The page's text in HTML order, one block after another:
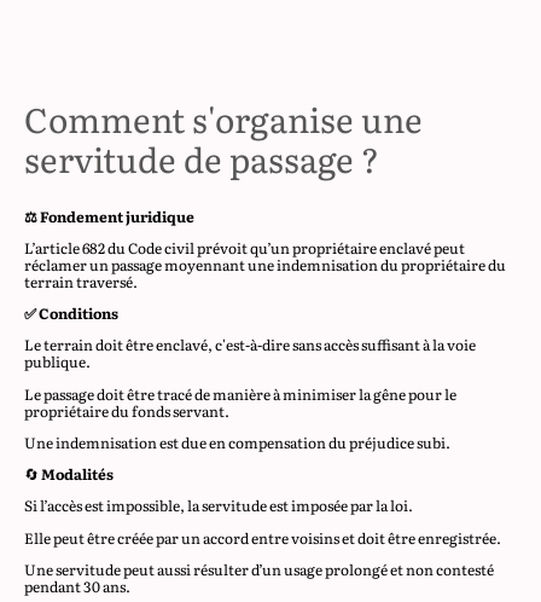
Comment s'organise une
servitude de passage ?
⚖️ Fondement juridique
L’article 682 du Code civil prévoit qu’un propriétaire enclavé peut
réclamer un passage moyennant une indemnisation du propriétaire du
terrain traversé.
✅ Conditions
Le terrain doit être enclavé, c'est-à-dire sans accès suffisant à la voie
publique.
Le passage doit être tracé de manière à minimiser la gêne pour le
propriétaire du fonds servant.
Une indemnisation est due en compensation du préjudice subi.
🔄Modalités
Si l’accès est impossible, la servitude est imposée par la loi.
Elle peut être créée par un accord entre voisins et doit être enregistrée.
Une servitude peut aussi résulter d’un usage prolongé et non contesté
pendant 30 ans.